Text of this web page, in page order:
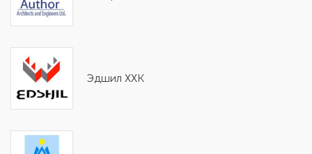
Эдшил ХХК